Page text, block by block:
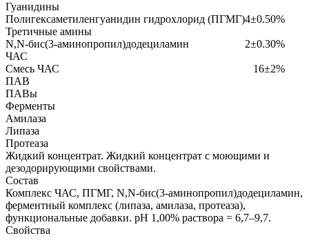
Гуанидины
Полигексаметиленгуанидин гидрохлорид (ПГМГ)4±0.50%
Третичные амины
N,N-бис(3-аминопропил)додециламин
2±0.30%
ЧАС
Смесь ЧАС
16±2%
ПАВ
ПАВы
Ферменты
Амилаза
Липаза
Протеаза
Жидкий концентрат. Жидкий концентрат с моющими и
дезодорирующими свойствами.
Состав
Комплекс ЧАС, ПГМГ, N,N-бис(3-аминопропил)додециламин,
ферментный комплекс (липаза, амилаза, протеаза),
функциональные добавки. pH 1,00% раствора = 6,7–9,7.
Свойства